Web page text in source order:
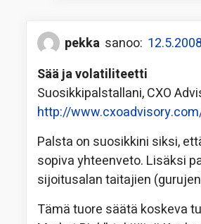
pekka sanoo:
Sää ja volatiliteetti
Suosikkipalstallani, CXO
http://
Palsta on suosikkini siksi,
sopiva yhteenveto. Lisäksi
sijoitusalan taitajien
Tämä tuore säätä koskeva